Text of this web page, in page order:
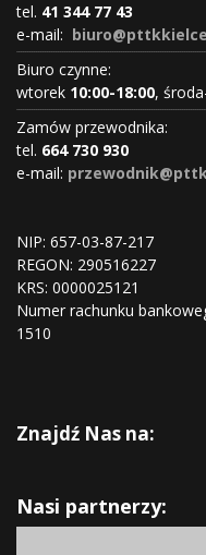
tel. 41 344 77 43
e-mail:
Biuro czynne:
wtorek 10:00-18:00,
Zamów przewodnika:
tel. 664 730 930
e-mail:
NIP: 657-03-87-217
REGON: 290516227
KRS: 0000025121
Numer rachunku
1510
Znajdź Nas na:
Nasi partnerzy: